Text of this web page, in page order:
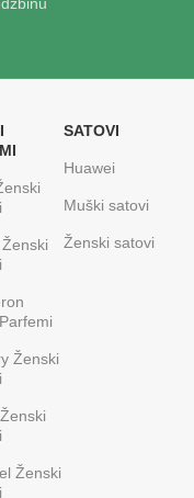
Ženski
Ženski
SATOVI
Huawei
Muški satovi
Ženski satovi